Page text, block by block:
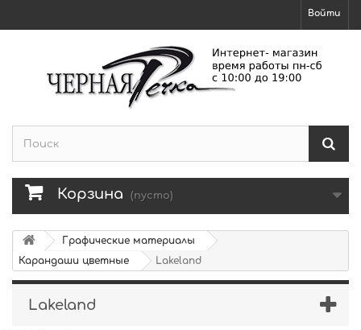
Войти
Корзина (пусто)
Графические материалы
Карандаши цветные
Lakeland
Lakeland